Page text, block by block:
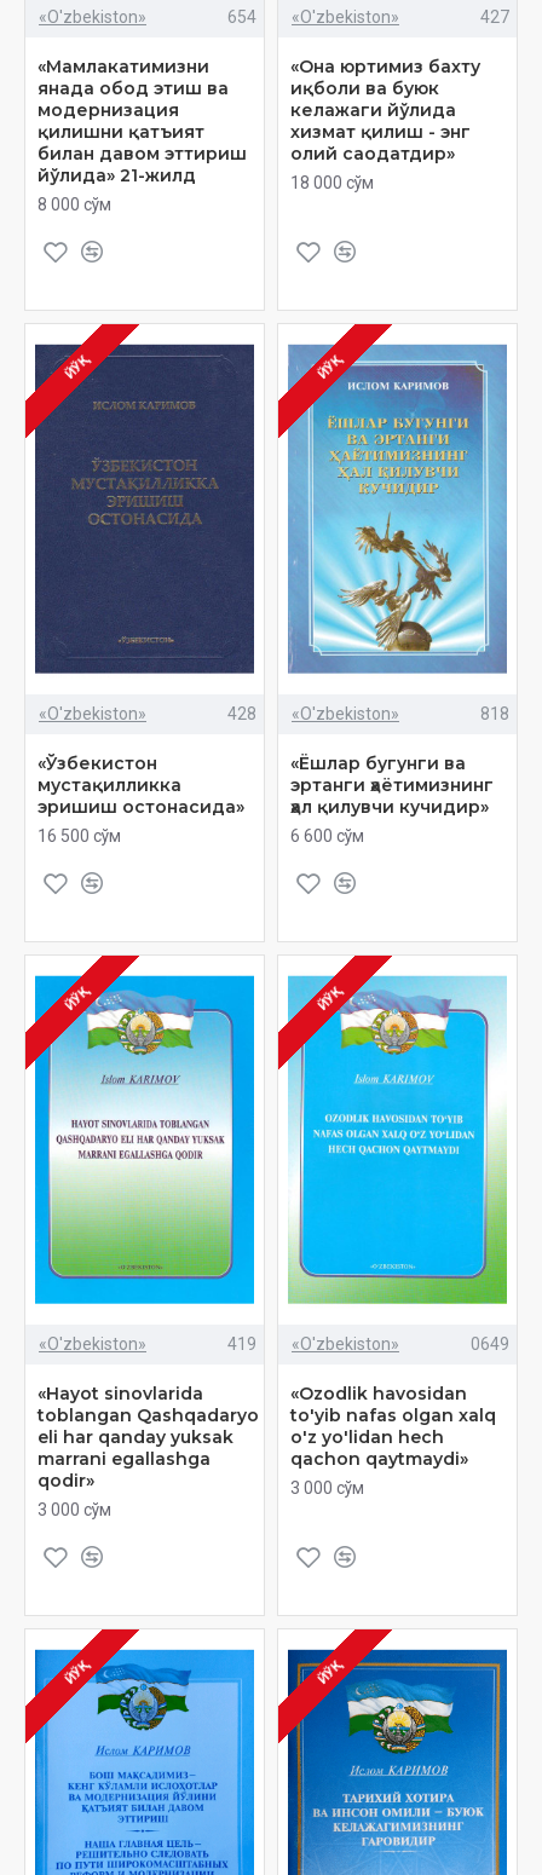
«O'zbekiston» 654
«Мамлакатимизни
янада обод этиш ва
модернизация
қилишни қатъият
билан давом эттириш
йўлида» 21-жилд
8 000 сўм
«O'zbekiston» 427
«Она юртимиз бахту
иқболи ва буюк
келажаги йўлида
хизмат қилиш - энг
олий саодатдир»
18 000 сўм
ЙЎҚ
«O'zbekiston» 428
«Ўзбекистон
мустақилликка
эришиш остонасида»
16 500 сўм
ЙЎҚ
«O'zbekiston» 818
«Ёшлар бугунги ва
эртанги ҳаётимизнинг
ҳал қилувчи кучидир»
6 600 сўм
ЙЎҚ
«O'zbekiston» 419
«Hayot sinovlarida
toblangan Qashqadaryo
eli har qanday yuksak
marrani egallashga
qodir»
3 000 сўм
ЙЎҚ
«O'zbekiston» 0649
«Ozodlik havosidan
to'yib nafas olgan xalq
o'z yo'lidan hech
qachon qaytmaydi»
3 000 сўм
ЙЎҚ ЙЎҚ